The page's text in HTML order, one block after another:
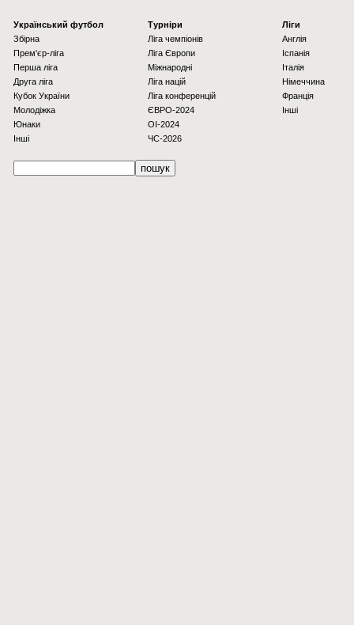
Українcький футбол
Збірна
Прем'єр-ліга
Перша ліга
Друга ліга
Кубок України
Молодіжка
Юнаки
Інші
Турніри
Ліга чемпіонів
Ліга Європи
Міжнародні
Ліга націй
Ліга конференцій
ЄВРО-2024
OI-2024
ЧС-2026
Ліги
Англія
Іспанія
Італія
Німеччина
Франція
Інші